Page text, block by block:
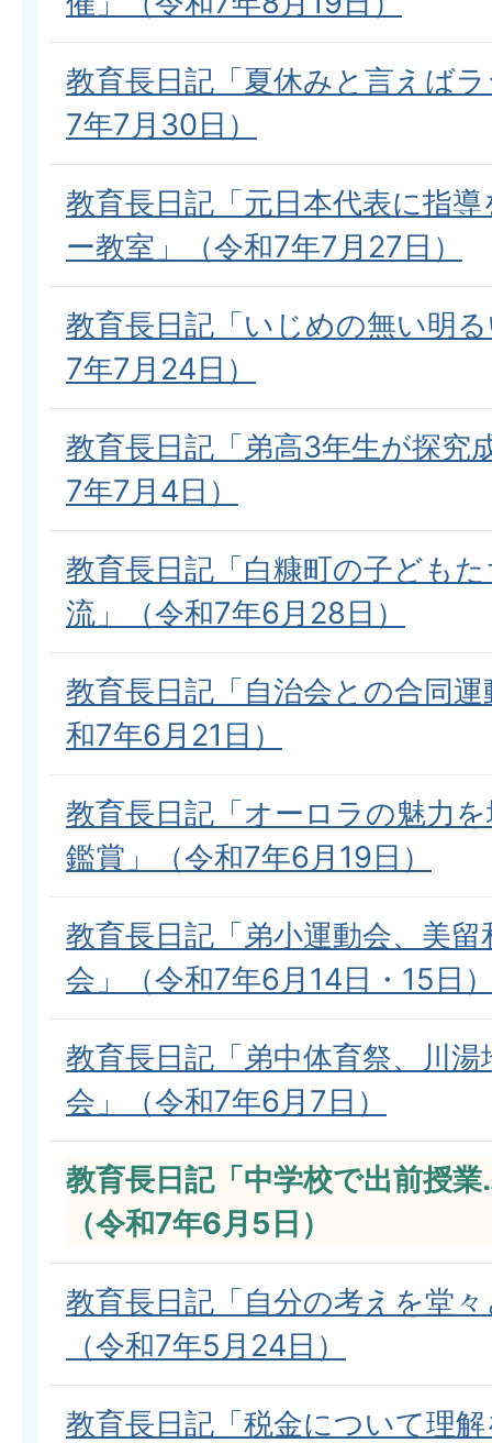
教育長日記「夏休みと言えば
7年7月30日）
教育長日記「元日本代表に指
ー教室」（令和7年7月27日）
教育長日記「いじめの無い明
7年7月24日）
教育長日記「弟高3年生が探究
7年7月4日）
教育長日記「白糠町の子ども
流」（令和7年6月28日）
教育長日記「自治会との合同
和7年6月21日）
教育長日記「オーロラの魅力
鑑賞」（令和7年6月19日）
教育長日記「弟小運動会、美
会」（令和7年6月14日・15日
教育長日記「弟中体育祭、川
会」（令和7年6月7日）
教育長日記「中学校で出前授
（令和7年6月5日）
教育長日記「自分の考えを堂
（令和7年5月24日）
教育長日記「税金について理